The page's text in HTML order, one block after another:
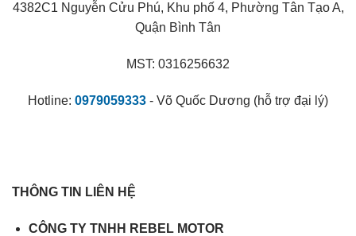
4382C1 Nguyễn Cửu Phú, Khu phố 4, Phường Tân Tạo A,
Quận Bình Tân
MST: 0316256632
Hotline: 0979059333 - Võ Quốc Dương (hỗ trợ đại lý)
THÔNG TIN LIÊN HỆ
CÔNG TY TNHH REBEL MOTOR